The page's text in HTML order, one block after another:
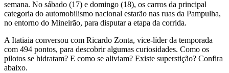
semana. No sábado (17) e domingo (18), os carros da principal
categoria do automobilismo nacional estarão nas ruas da Pampulha,
no entorno do Mineirão, para disputar a etapa da corrida.
A Itatiaia conversou com Ricardo Zonta, vice-líder da temporada
com 494 pontos, para descobrir algumas curiosidades. Como os
pilotos se hidratam? E como se aliviam? Existe superstição? Confira
abaixo.